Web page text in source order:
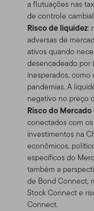
a flutuações nas
de controle
Risco de liquidez:
adversas de
ativos quando
desencadeado por
inesperados, como
pandemias. A
negativo no preço
Risco do Mercado
conectados com
investimentos na
econômicos,
específicos do
também a
de Bond Connect,
Stock Connect e
Connect.